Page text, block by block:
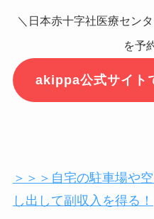
＼日本赤十字社医療セン
を予
akippa公式サイト
＞＞＞自宅の駐車場や
し出して副収入を得る！